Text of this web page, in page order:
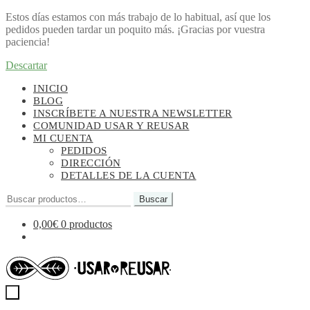
Estos días estamos con más trabajo de lo habitual, así que los
pedidos pueden tardar un poquito más. ¡Gracias por vuestra
paciencia!
Descartar
navegación
contenido
INICIO
BLOG
INSCRÍBETE A NUESTRA NEWSLETTER
COMUNIDAD USAR Y REUSAR
MI CUENTA
PEDIDOS
DIRECCIÓN
DETALLES DE LA CUENTA
Buscar
por:
Buscar
0,00€ 0 productos